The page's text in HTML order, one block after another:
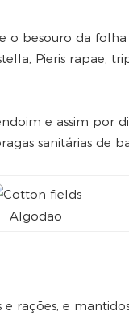
o besouro da
Pieris rapae,
e assim por
sanitárias de
Algodão
rações, e